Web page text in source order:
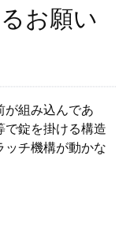
お願い
が組み込んであ
で錠を掛ける構造
ッチ機構が動かな